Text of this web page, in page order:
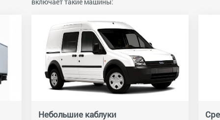
Небольшие каблуки